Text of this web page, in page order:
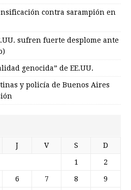
contra sarampión en
sufren fuerte desplome ante
genocida” de EE.UU.
y policía de Buenos Aires
J V S D
1 2
6 7 8 9